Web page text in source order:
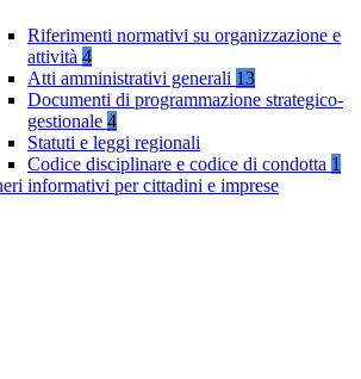
Riferimenti normativi su organizzazione e
attività 4
Atti amministrativi generali 13
Documenti di programmazione strategico-
gestionale 4
Statuti e leggi regionali
Codice disciplinare e codice di condotta 1
informativi per cittadini e imprese